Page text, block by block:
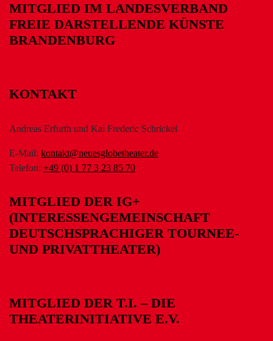
MITGLIED IM LANDESVERBAND
FREIE DARSTELLENDE KÜNSTE
BRANDENBURG
KONTAKT
Andreas Erfurth und Kai Frederic Schrickel
E-Mail: kontakt@neuesglobetheater.de
Telefon: +49 (0) 1 77 3 23 85 70
MITGLIED DER IG+
(INTERESSENGEMEINSCHAFT
DEUTSCHSPRACHIGER TOURNEE-
UND PRIVATTHEATER)
MITGLIED DER T.I. – DIE
THEATERINITIATIVE E.V.